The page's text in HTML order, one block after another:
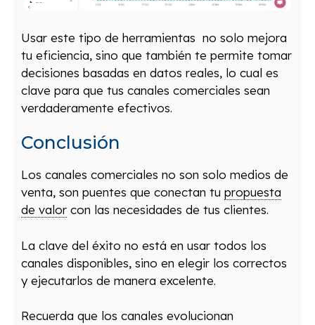
Usar este tipo de herramientas no solo mejora
tu eficiencia, sino que también te permite tomar
decisiones basadas en datos reales, lo cual es
clave para que tus canales comerciales sean
verdaderamente efectivos.
Conclusión
Los canales comerciales no son solo medios de
venta, son puentes que conectan tu propuesta
de valor con las necesidades de tus clientes.
La clave del éxito no está en usar todos los
canales disponibles, sino en elegir los correctos
y ejecutarlos de manera excelente.
Recuerda que los canales evolucionan